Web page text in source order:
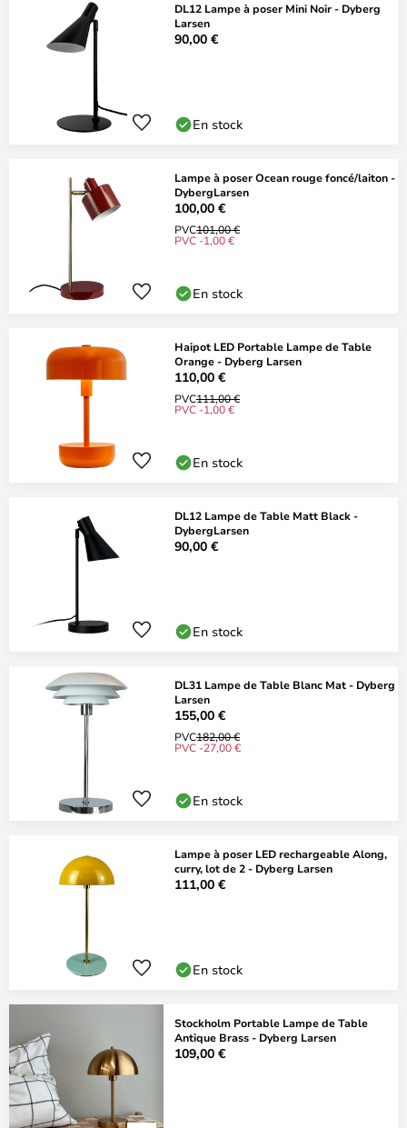
DL12 Lampe à poser Mini Noir - Dyberg
Larsen
90,00 €
En stock
Lampe à poser Ocean rouge foncé/laiton -
DybergLarsen
100,00 €
PVC101,00 €
PVC -1,00 €
En stock
Haipot LED Portable Lampe de Table
Orange - Dyberg Larsen
110,00 €
PVC111,00 €
PVC -1,00 €
En stock
DL12 Lampe de Table Matt Black -
DybergLarsen
90,00 €
En stock
DL31 Lampe de Table Blanc Mat - Dyberg
Larsen
155,00 €
PVC182,00 €
PVC -27,00 €
En stock
Lampe à poser LED rechargeable Along,
curry, lot de 2 - Dyberg Larsen
111,00 €
En stock
Stockholm Portable Lampe de Table
Antique Brass - Dyberg Larsen
109,00 €